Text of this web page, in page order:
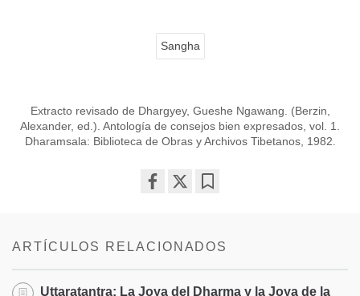
Sangha
Extracto revisado de Dhargyey, Gueshe Ngawang. (Berzin,
Alexander, ed.). Antología de consejos bien expresados, vol. 1.
Dharamsala: Biblioteca de Obras y Archivos Tibetanos, 1982.
ARTÍCULOS RELACIONADOS
Uttaratantra: La Joya del Dharma y la Joya de la